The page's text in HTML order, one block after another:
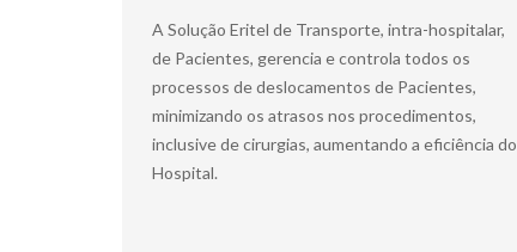
A Solução Eritel de Transporte, intra-hospitalar,
de Pacientes, gerencia e controla todos os
processos de deslocamentos de Pacientes,
minimizando os atrasos nos procedimentos,
inclusive de cirurgias, aumentando a eficiência do
Hospital.